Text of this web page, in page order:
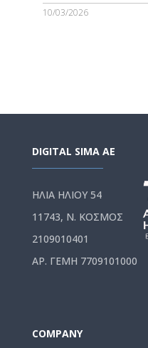
10/03/2026
DIGITAL SIMA AE
ΗΛΙΑ ΗΛΙΟΥ 54
11743, Ν. ΚΟΣΜΟΣ
2109010401
ΑΡ. ΓΕΜΗ 7709101000
COMPANY